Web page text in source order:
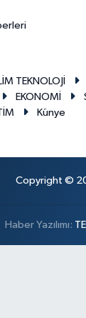
TEKNOLOJİ
EKONOMİ
Künye
Copyright ©
Haber Yazılımı: